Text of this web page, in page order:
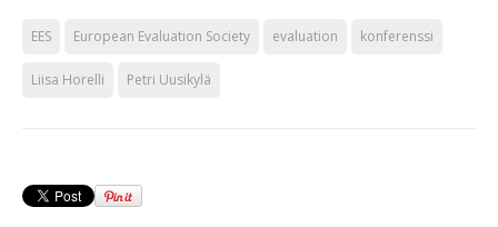
EES European Evaluation Society evaluation konferenssi
Liisa Horelli Petri Uusikylä